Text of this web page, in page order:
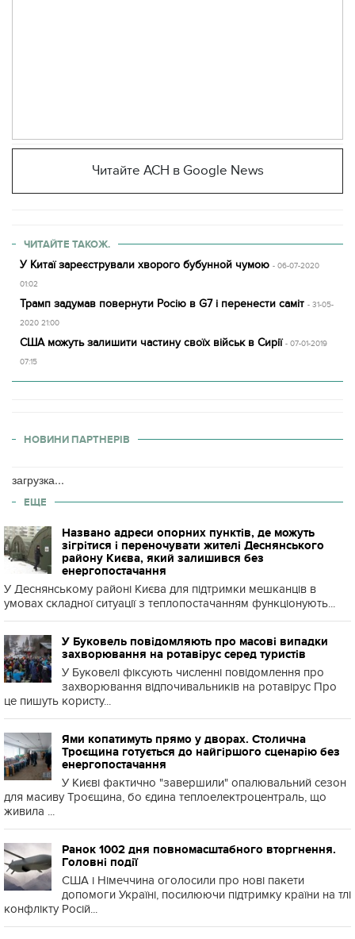
Читайте АСН в Google News
ЧИТАЙТЕ ТАКОЖ.
У Китаї зареєстрували хворого бубунной чумою - 06-07-2020
01:02
Трамп задумав повернути Росію в G7 і перенести саміт - 31-05-
2020 21:00
США можуть залишити частину своїх військ в Сирії - 07-01-2019
07:15
НОВИНИ ПАРТНЕРІВ
загрузка...
ЕЩЕ
Названо адреси опорних пунктів, де можуть
зігрітися і переночувати жителі Деснянського
району Києва, який залишився без
енергопостачання
У Деснянському районі Києва для підтримки мешканців в
умовах складної ситуації з теплопостачанням функціонують...
У Буковель повідомляють про масові випадки
захворювання на ротавірус серед туристів
У Буковелі фіксують численні повідомлення про
захворювання відпочивальників на ротавірус Про
це пишуть користу...
Ями копатимуть прямо у дворах. Столична
Троєщина готується до найгіршого сценарію без
енергопостачання
У Києві фактично "завершили" опалювальний сезон
для масиву Троєщина, бо єдина теплоелектроцентраль, що
живила ...
Ранок 1002 дня повномасштабного вторгнення.
Головні події
США і Німеччина оголосили про нові пакети
допомоги Україні, посилюючи підтримку країни на тлі
конфлікту Росій...